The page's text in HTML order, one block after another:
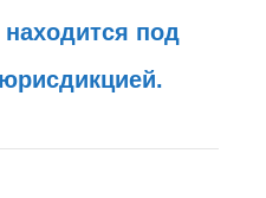
находится под